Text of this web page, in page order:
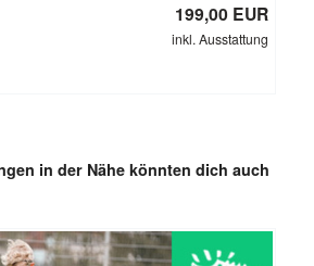
199,00 EUR
inkl. Ausstattung
in der Nähe könnten dich auch